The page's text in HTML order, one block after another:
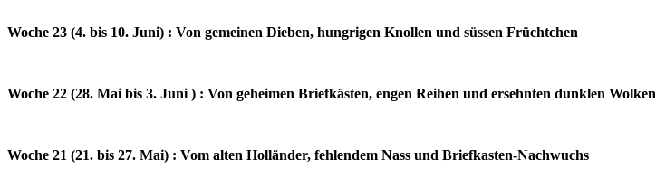
Woche 23 (4. bis 10. Juni) : Von gemeinen Dieben, hungrigen Knollen und süssen Früchtchen
Woche 22 (28. Mai bis 3. Juni ) : Von geheimen Briefkästen, engen Reihen und ersehnten dunklen Wolken
Woche 21 (21. bis 27. Mai) : Vom alten Holländer, fehlendem Nass und Briefkasten-Nachwuchs